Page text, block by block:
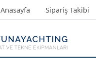
Anasayfa Sipariş Takibi